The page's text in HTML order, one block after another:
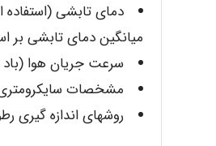
دمای تابشی (استفاده
میانگین دمای تابشی
سرعت جریان هوا
مشخصات
روشهای اندازه گیری